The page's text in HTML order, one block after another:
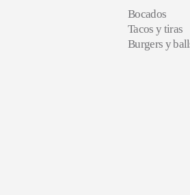
Bocados
Tacos y tiras
Burgers y